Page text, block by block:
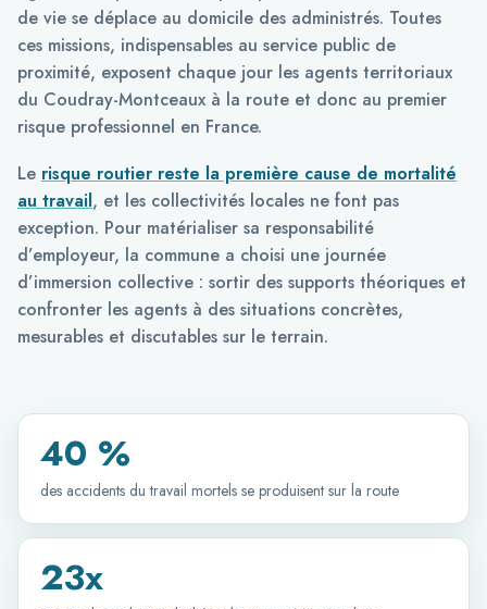
de vie se déplace au domicile des administrés. Toutes
ces missions, indispensables au service public de
proximité, exposent chaque jour les agents territoriaux
du Coudray-Montceaux à la route et donc au premier
risque professionnel en France.
Le risque routier reste la première cause de mortalité
au travail, et les collectivités locales ne font pas
exception. Pour matérialiser sa responsabilité
d’employeur, la commune a choisi une journée
d’immersion collective : sortir des supports théoriques et
confronter les agents à des situations concrètes,
mesurables et discutables sur le terrain.
40 %
des accidents du travail mortels se produisent sur la route
23x